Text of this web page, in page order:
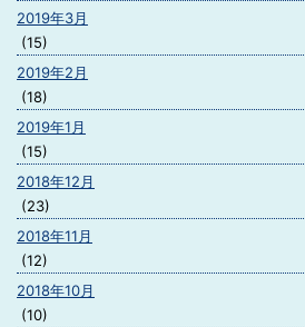
2019年3月
(15)
2019年2月
(18)
2019年1月
(15)
2018年12月
(23)
2018年11月
(12)
2018年10月
(10)